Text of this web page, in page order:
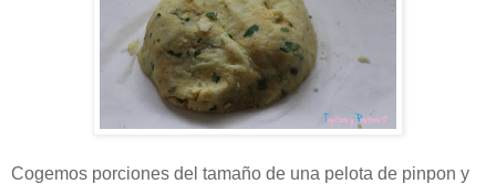
Cogemos porciones del tamaño de una pelota de pinpon y